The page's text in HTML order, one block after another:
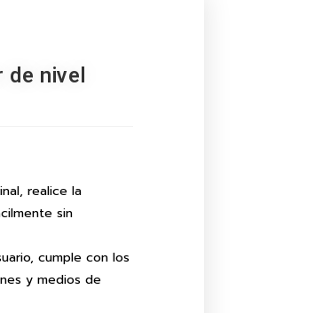
de nivel
realice la
sin
cumple con los
y medios de